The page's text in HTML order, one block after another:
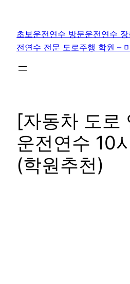
초보운전연수 방문운전연수
전연수 전문 도로주행 학원 –
[자동차 도로
운전연수 10
(학원추천)